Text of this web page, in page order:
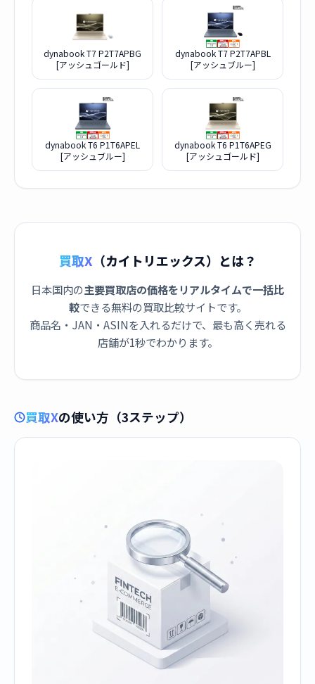
dynabook T7 P2T7APBG
[アッシュゴールド]
dynabook T7 P2T7APBL
[アッシュブルー]
dynabook T6 P1T6APEL
[アッシュブルー]
dynabook T6 P1T6APEG
[アッシュゴールド]
買取X （カイトリエックス）とは？
日本国内の主要買取店の価格をリアルタイムで一括比
較できる無料の買取比較サイトです。
商品名・JAN・ASINを入れるだけで、最も高く売れる
店舗が1秒でわかります。
買取Xの使い方（3ステップ）